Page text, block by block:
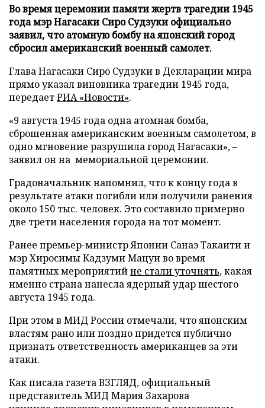
Во время церемонии памяти жертв трагедии 1945
года мэр Нагасаки Сиро Судзуки официально
заявил, что атомную бомбу на японский город
сбросил американский военный самолет.
Глава Нагасаки Сиро Судзуки в Декларации мира
прямо указал виновника трагедии 1945 года,
передаетРИА «Новости».
«9 августа 1945 года одна атомная бомба,
сброшенная американским военным самолетом, в
одно мгновение разрушила город Нагасаки», –
заявил он на мемориальной церемонии.
Градоначальник напомнил, что к концу года в
результате атаки погибли или получили ранения
около 150 тыс. человек. Это составило примерно
две трети населения города на тот момент.
Ранее премьер-министр Японии Санаэ Такаити и
мэр Хиросимы Кадзуми Мацуи во время
памятных мероприятийне стали уточнять, какая
именно страна нанесла ядерный удар шестого
августа 1945 года.
При этом в МИД России отмечали, что японским
властям рано или поздно придется публично
признать ответственность американцев за эти
атаки.
Как писала газета ВЗГЛЯД, официальный
представитель МИД Мария Захарова